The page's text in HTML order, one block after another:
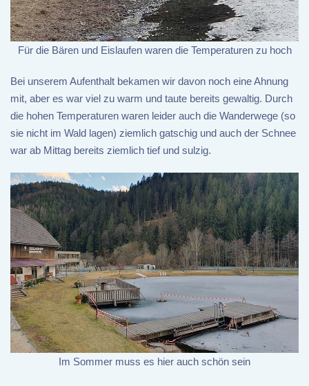
Für die Bären und Eislaufen waren die Temperaturen zu hoch
Bei unserem Aufenthalt bekamen wir davon noch eine Ahnung
mit, aber es war viel zu warm und taute bereits gewaltig. Durch
die hohen Temperaturen waren leider auch die Wanderwege (so
sie nicht im Wald lagen) ziemlich gatschig und auch der Schnee
war ab Mittag bereits ziemlich tief und sulzig.
Im Sommer muss es hier auch schön sein